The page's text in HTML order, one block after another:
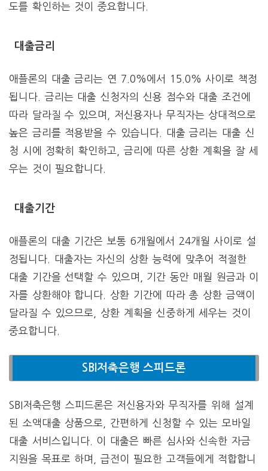
도를 확인하는 것이 중요합니다.
대출금리
애플론의 대출 금리는 연 7.0%에서 15.0% 사이로 책정
됩니다. 금리는 대출 신청자의 신용 점수와 대출 조건에
따라 달라질 수 있으며, 저신용자나 무직자는 상대적으로
높은 금리를 적용받을 수 있습니다. 대출 금리는 대출 신
청 시에 정확히 확인하고, 금리에 따른 상환 계획을 잘 세
우는 것이 필요합니다.
대출기간
애플론의 대출 기간은 보통 6개월에서 24개월 사이로 설
정됩니다. 대출자는 자신의 상환 능력에 맞추어 적절한
대출 기간을 선택할 수 있으며, 기간 동안 매월 원금과 이
자를 상환해야 합니다. 상환 기간에 따라 총 상환 금액이
달라질 수 있으므로, 상환 계획을 신중하게 세우는 것이
중요합니다.
SBI저축은행 스피드론
SBI저축은행 스피드론은 저신용자와 무직자를 위해 설계
된 소액대출 상품으로, 간편하게 신청할 수 있는 모바일
대출 서비스입니다. 이 대출은 빠른 심사와 신속한 자금
지원을 목표로 하며, 급전이 필요한 고객들에게 적합합니